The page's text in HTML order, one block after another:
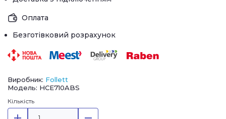
Оплата
Безготівковий розрахунок
Виробник: Follett
Модель: HCE710ABS
Кількість